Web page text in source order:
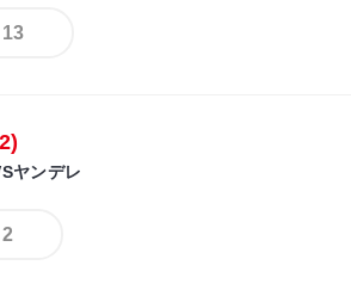
13
ヤンデレ
2